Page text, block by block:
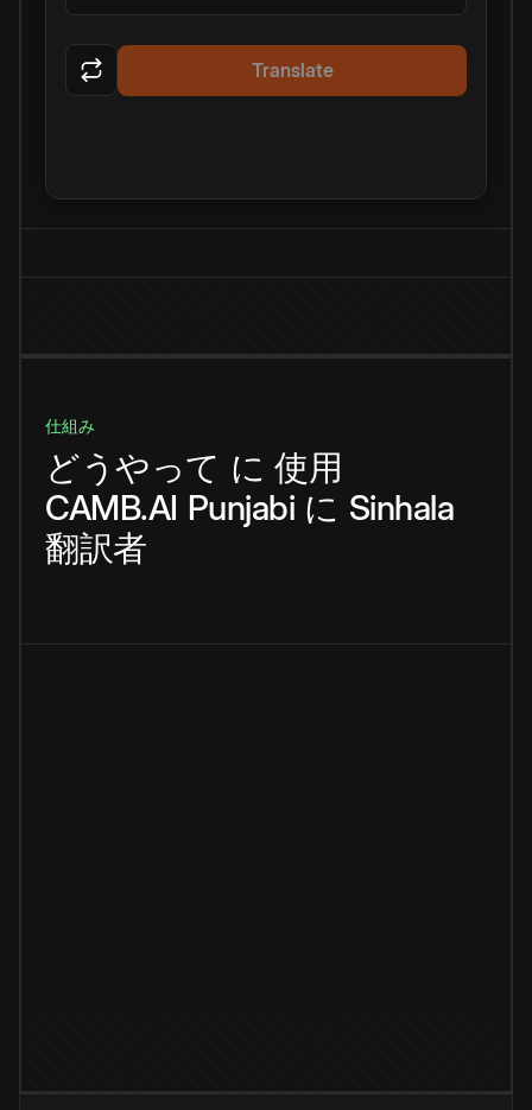
Translate
仕組み
どうやって に 使用
CAMB.AI Punjabi に Sinhala
翻訳者